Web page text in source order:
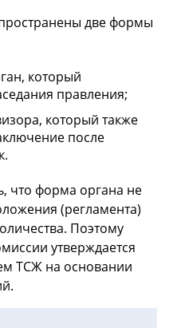
две формы
который
правления;
который также
после
что форма органа не
(регламента)
Поэтому
утверждается
ТСЖ на основании